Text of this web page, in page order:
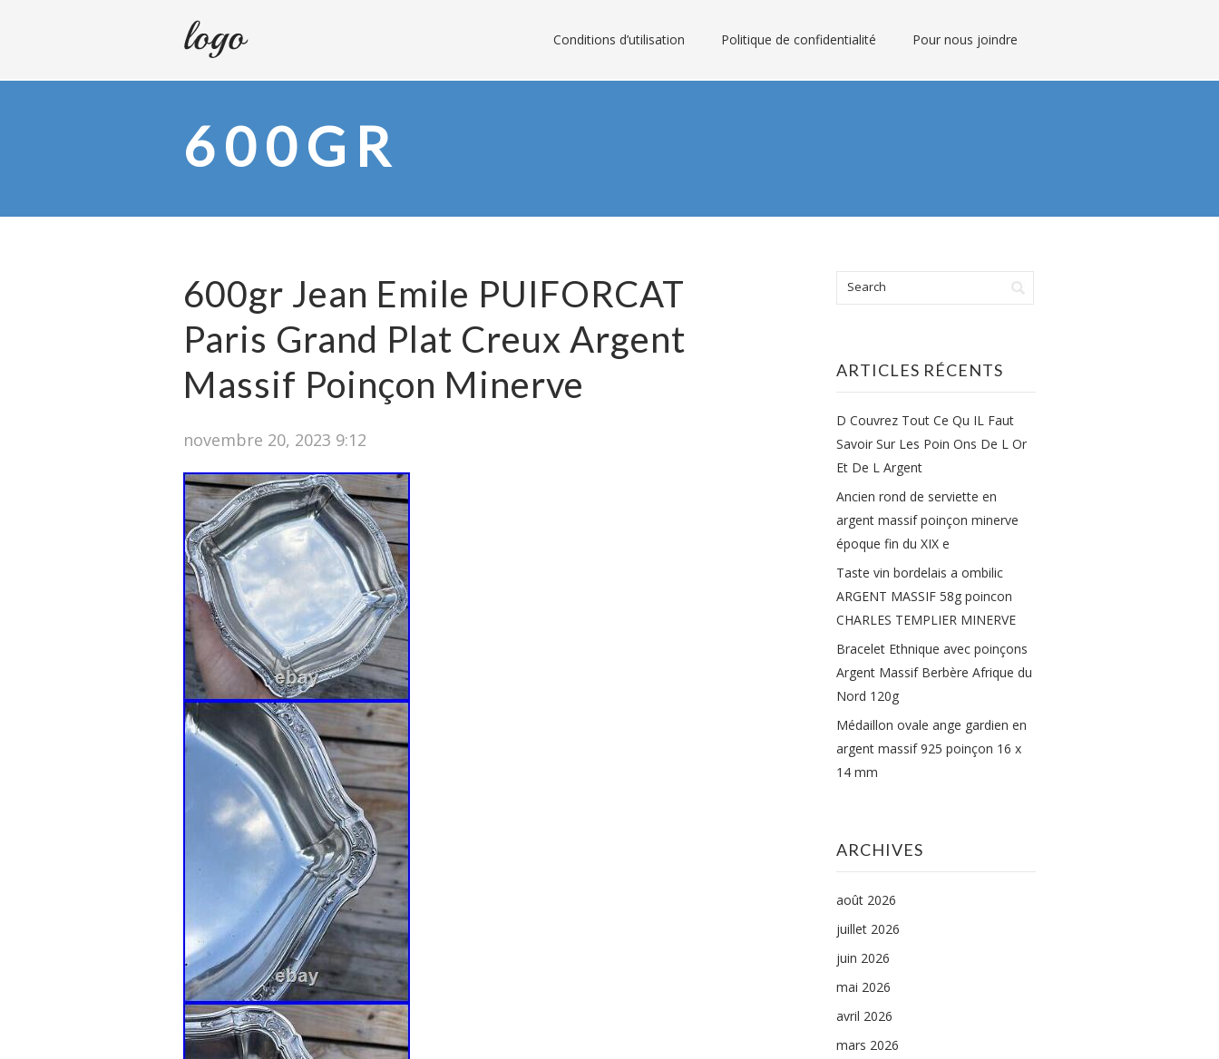
Conditions d’utilisation Politique de confidentialité Pour nous joindre
600GR
600gr Jean Emile PUIFORCAT
Paris Grand Plat Creux Argent
Massif Poinçon Minerve
novembre 20, 2023 9:12
ARTICLES RÉCENTS
D Couvrez Tout Ce Qu IL Faut
Savoir Sur Les Poin Ons De L Or
Et De L Argent
Ancien rond de serviette en
argent massif poinçon minerve
époque fin du XIX e
Taste vin bordelais a ombilic
ARGENT MASSIF 58g poincon
CHARLES TEMPLIER MINERVE
Bracelet Ethnique avec poinçons
Argent Massif Berbère Afrique du
Nord 120g
Médaillon ovale ange gardien en
argent massif 925 poinçon 16 x
14 mm
ARCHIVES
août 2026
juillet 2026
juin 2026
mai 2026
avril 2026
mars 2026